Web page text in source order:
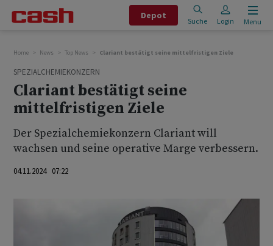
Depot
Suche Login Menu
Home News Top News Clariant bestätigt seine mittelfristigen Ziele
SPEZIALCHEMIEKONZERN
Clariant bestätigt seine
mittelfristigen Ziele
Der Spezialchemiekonzern Clariant will
wachsen und seine operative Marge verbessern.
04.11.2024 07:22